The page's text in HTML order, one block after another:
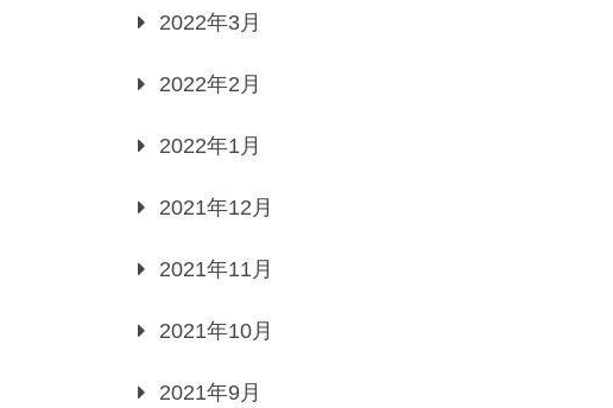
2022年3月
2022年2月
2022年1月
2021年12月
2021年11月
2021年10月
2021年9月